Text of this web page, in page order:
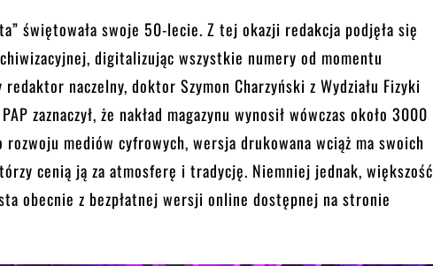
świętowała swoje 50-lecie. Z tej okazji redakcja podjęła się
digitalizując wszystkie numery od momentu
redaktor naczelny, doktor Szymon Charzyński z Wydziału Fizyki
zaznaczył, że nakład magazynu wynosił wówczas około 3000
rozwoju mediów cyfrowych, wersja drukowana wciąż ma swoich
cenią ją za atmosferę i tradycję. Niemniej jednak, większość
obecnie z bezpłatnej wersji online dostępnej na stronie